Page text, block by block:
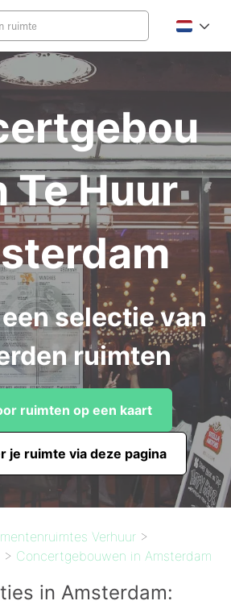
Te Huur
selectie van
ruimten
ruimten op een kaart
je ruimte via deze pagina
Verhuur >
> Concertgebouwen in Amsterdam
in Amsterdam: